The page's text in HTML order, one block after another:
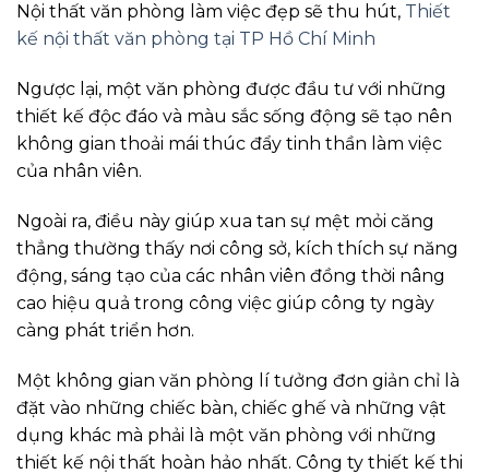
Nội thất văn phòng làm việc đẹp sẽ thu hút, Thiết
kế nội thất văn phòng tại TP Hồ Chí Minh
Ngược lại, một văn phòng được đầu tư với những
thiết kế độc đáo và màu sắc sống động sẽ tạo nên
không gian thoải mái thúc đẩy tinh thần làm việc
của nhân viên.
Ngoài ra, điều này giúp xua tan sự mệt mỏi căng
thẳng thường thấy nơi công sở, kích thích sự năng
động, sáng tạo của các nhân viên đồng thời nâng
cao hiệu quả trong công việc giúp công ty ngày
càng phát triển hơn.
Một không gian văn phòng lí tưởng đơn giản chỉ là
đặt vào những chiếc bàn, chiếc ghế và những vật
dụng khác mà phải là một văn phòng với những
thiết kế nội thất hoàn hảo nhất. Công ty thiết kế thi